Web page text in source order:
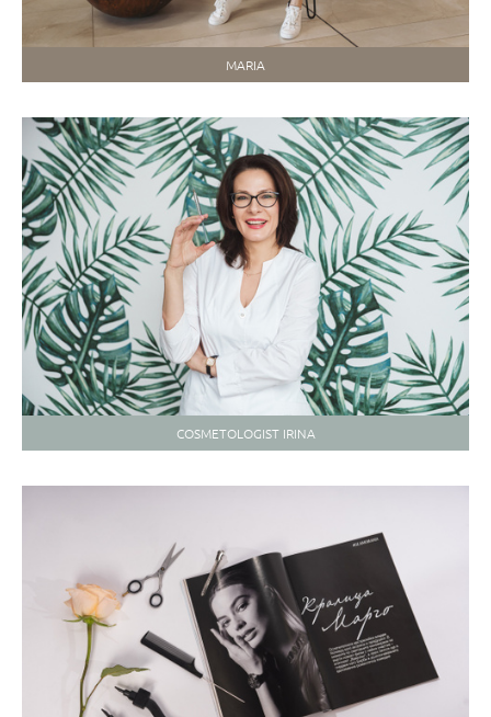
MARIA
COSMETOLOGIST IRINA